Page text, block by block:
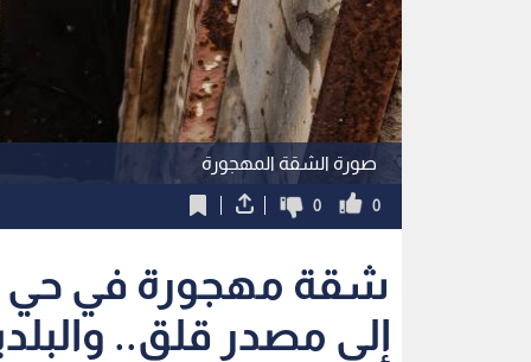
صورة الشقة المهجورة
0
0
شقة مهجورة في حي
إلى مصدر قلق..